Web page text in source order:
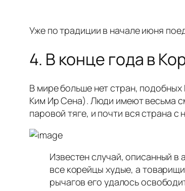
Уже по традиции в начале июня
4. В конце года в
В мире больше нет стран,
Ким Ир Сена). Люди имеют весьма
паровой тяге, и почти вся страна с
Известен случай, описанный
все корейцы худые, а
рычагов его удалось